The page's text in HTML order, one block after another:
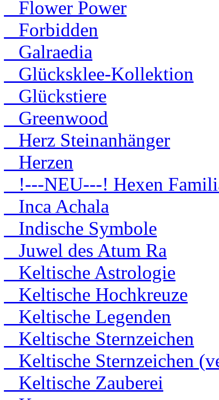
Flower Power
Forbidden
Galraedia
Glücksklee-Kollektion
Glückstiere
Greenwood
Herz Steinanhänger
Herzen
!---NEU---! Hexen
Inca Achala
Indische Symbole
Juwel des Atum Ra
Keltische Astrologie
Keltische Hochkreuze
Keltische Legenden
Keltische Sternzeichen
Keltische Sternzeichen
Keltische Zauberei